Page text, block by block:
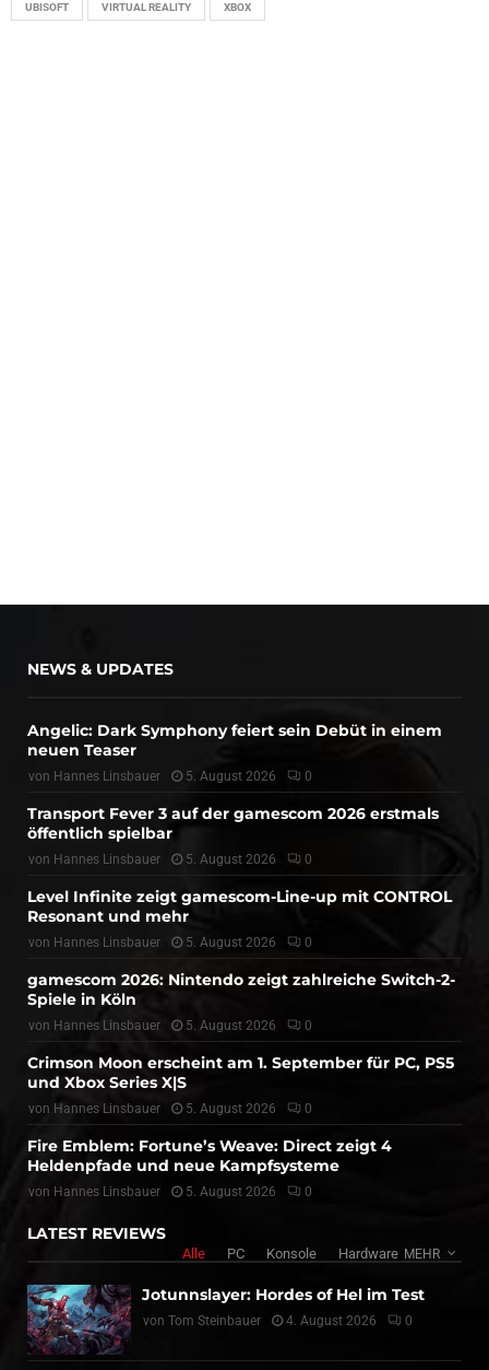
UBISOFT VIRTUAL REALITY XBOX
NEWS & UPDATES
Angelic: Dark Symphony feiert sein Debüt in einem
neuen Teaser
von Hannes Linsbauer 5. August 2026 0
Transport Fever 3 auf der gamescom 2026 erstmals
öffentlich spielbar
von Hannes Linsbauer 5. August 2026 0
Level Infinite zeigt gamescom-Line-up mit CONTROL
Resonant und mehr
von Hannes Linsbauer 5. August 2026 0
gamescom 2026: Nintendo zeigt zahlreiche Switch-2-
Spiele in Köln
von Hannes Linsbauer 5. August 2026 0
Crimson Moon erscheint am 1. September für PC, PS5
und Xbox Series X|S
von Hannes Linsbauer 5. August 2026 0
Fire Emblem: Fortune’s Weave: Direct zeigt 4
Heldenpfade und neue Kampfsysteme
von Hannes Linsbauer 5. August 2026 0
LATEST REVIEWS
Alle PC Konsole Hardware MEHR
Jotunnslayer: Hordes of Hel im Test
von Tom Steinbauer 4. August 2026 0